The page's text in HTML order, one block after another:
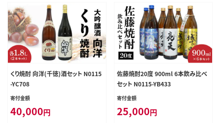
くり焼酎 向洋(千徳)酒セット N0115
-YC708
寄付金額
40,000円
佐藤焼酎20度 900ml 6本飲み比べ
セット N0115-YB433
寄付金額
25,000円